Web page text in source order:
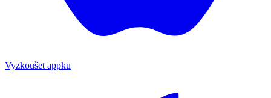
Vyzkoušet appku